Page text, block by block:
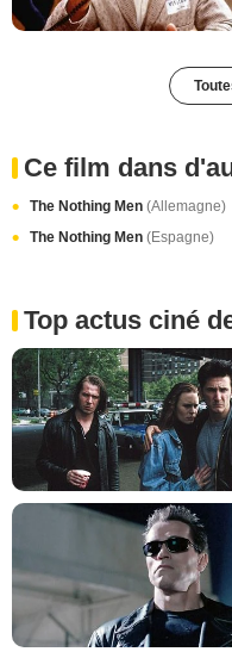
Ce film dans
The Nothing Men (Allemagne)
The Nothing Men (Espagne)
Top actus ciné